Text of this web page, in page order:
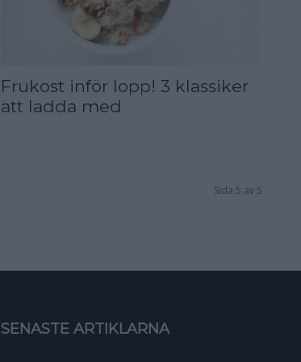
Frukost inför lopp! 3 klassiker
att ladda med
Sida 5 av 5
SENASTE ARTIKLARNA